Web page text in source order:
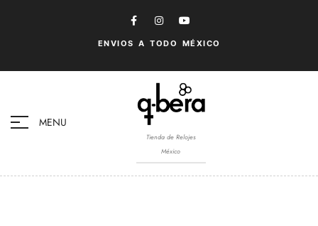
ENVIOS A TODO MÉXICO
MENU
Tienda de Relojes
México